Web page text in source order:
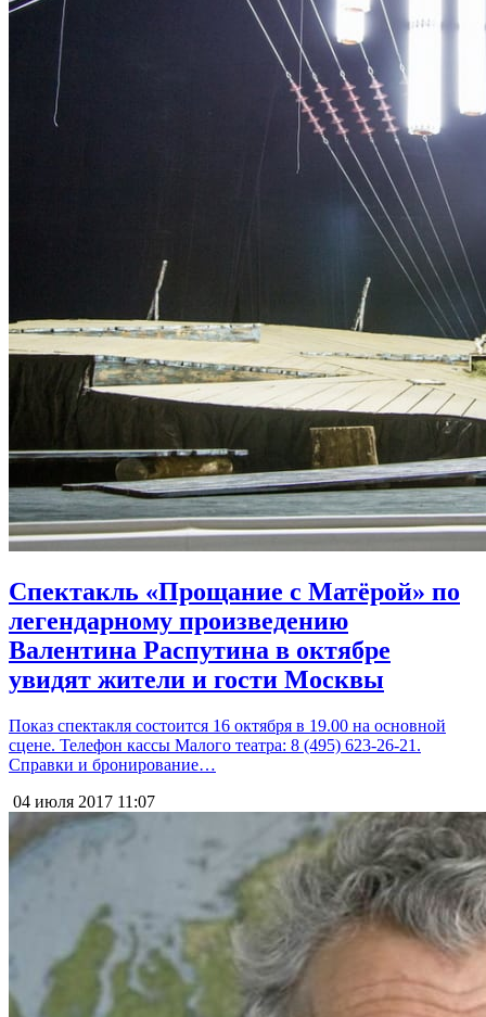
Спектакль «Прощание с Матёрой» по
легендарному произведению
Валентина Распутина в октябре
увидят жители и гости Москвы
Показ спектакля состоится 16 октября в 19.00 на основной
сцене. Телефон кассы Малого театра: 8 (495) 623-26-21.
Справки и бронирование…
04 июля 2017 11:07